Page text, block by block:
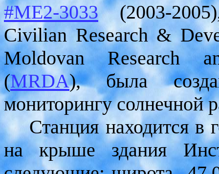
#ME2-3033(2003-
Civilian Research &
Moldovan Research
(MRDA), была
мониторингу солнечной
Станция находится в
на крыше здания